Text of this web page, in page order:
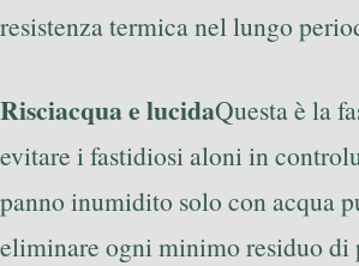
resistenza termica nel lungo
Risciacqua e lucidaQuesta è la
evitare i fastidiosi aloni in
panno inumidito solo con acqua
eliminare ogni minimo residuo di